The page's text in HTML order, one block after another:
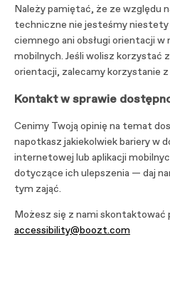
Należy pamiętać, że ze względu
techniczne nie jesteśmy
ciemnego ani obsługi orientacji w
mobilnych. Jeśli wolisz korzystać
orientacji, zalecamy korzystanie
Kontakt w sprawie
Cenimy Twoją opinię na temat
napotkasz jakiekolwiek bariery w
internetowej lub aplikacji
dotyczące ich ulepszenia — daj
tym zająć.
Możesz się z nami skontaktować
accessibility@boozt.com